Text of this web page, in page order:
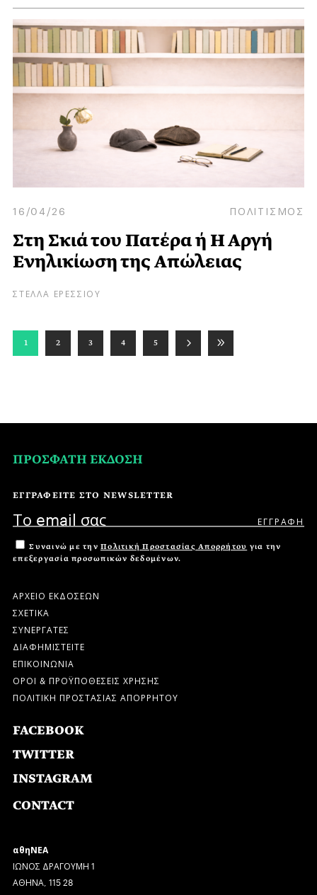
16/04/26 ΠΟΛΙΤΙΣΜΟΣ
Στη Σκιά του Πατέρα ή H Aργή
Eνηλικίωση της Aπώλειας
ΣΤΕΛΛΑ ΕΡΕΣΣΙΟΥ
1 2 3 4 5
ΠΡΟΣΦΑΤΗ ΕΚΔΟΣΗ
ΕΓΓΡΑΦΕΙΤΕ ΣΤΟ NEWSLETTER
Συναινώ με την Πολιτική Προστασίας Απορρήτου για την
επεξεργασία προσωπικών δεδομένων.
ΑΡΧΕΙΟ ΕΚΔΟΣΕΩΝ
ΣΧΕΤΙΚΑ
ΣΥΝΕΡΓΑΤΕΣ
ΔΙΑΦΗΜΙΣΤΕΙΤΕ
ΕΠΙΚΟΙΝΩΝΙΑ
ΟΡΟΙ & ΠΡΟΫΠΟΘΕΣΕΙΣ ΧΡΗΣΗΣ
ΠΟΛΙΤΙΚΗ ΠΡΟΣΤΑΣΙΑΣ ΑΠΟΡΡΗΤΟΥ
FACEBOOK
TWITTER
INSTAGRAM
CONTACT
αθηΝΕΑ
ΙΩΝΟΣ ΔΡΑΓΟΥΜΗ 1
ΑΘΗΝΑ, 115 28